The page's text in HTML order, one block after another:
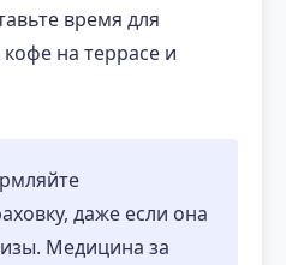
время для
на террасе и
даже если она
Медицина за